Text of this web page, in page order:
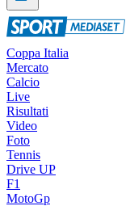
Coppa Italia
Mercato
Calcio
Live
Risultati
Video
Foto
Tennis
Drive UP
F1
MotoGp